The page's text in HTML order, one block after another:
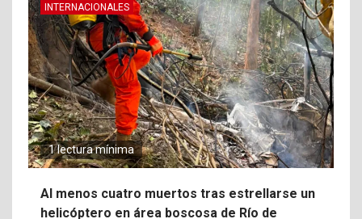
INTERNACIONALES
1 lectura mínima
Al menos cuatro muertos tras estrellarse un
helicóptero en área boscosa de Río de